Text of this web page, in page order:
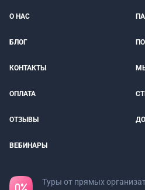
О НАС
БЛОГ
КОНТАКТЫ
ОПЛАТА
ОТЗЫВЫ
ВЕБИНАРЫ
Туры от прямых